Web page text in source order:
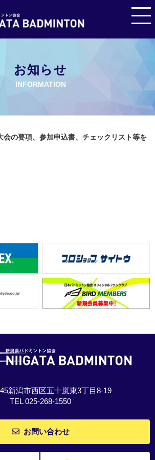
お知らせ
INFORMATION
会の要項、参加申込書、チェックリスト等を
新潟市西区五十嵐東3丁目8-19
TEL 025-268-1550
お問い合わせ